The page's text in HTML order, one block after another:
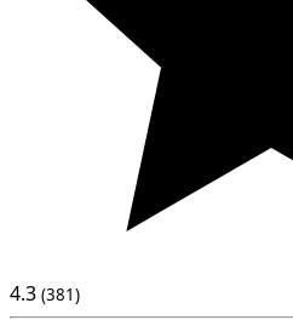
4.3 (381)